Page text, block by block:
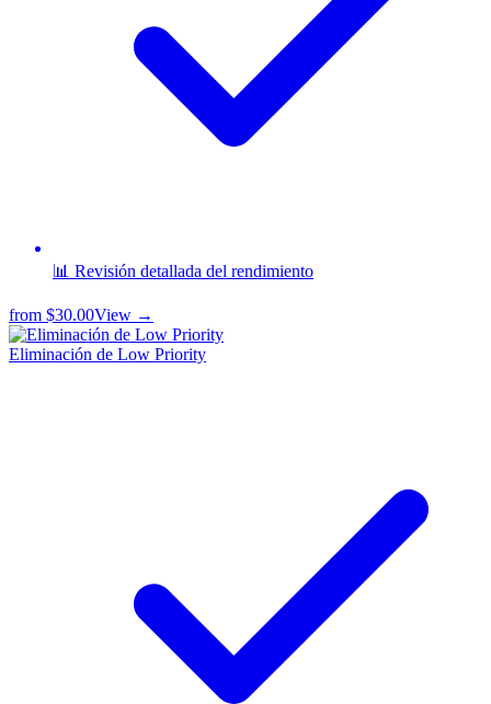
📊 Revisión detallada del rendimiento
from $30.00View →
Eliminación de Low Priority